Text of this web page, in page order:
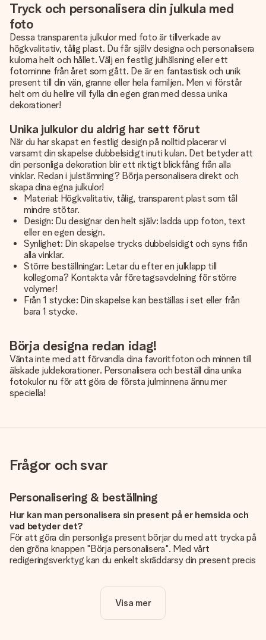
Tryck och personalisera din julkula med
foto
Dessa transparenta julkulor med foto är tillverkade av
högkvalitativ, tålig plast. Du får själv designa och personalisera
kulorna helt och hållet. Välj en festlig julhälsning eller ett
fotominne från året som gått. De är en fantastisk och unik
present till din vän, granne eller hela familjen. Men vi förstår
helt om du hellre vill fylla din egen gran med dessa unika
dekorationer!
Unika julkulor du aldrig har sett förut
När du har skapat en festlig design på nolltid placerar vi
varsamt din skapelse dubbelsidigt inuti kulan. Det betyder att
din personliga dekoration blir ett riktigt blickfång från alla
vinklar. Redan i julstämning? Börja personalisera direkt och
skapa dina egna julkulor!
Material: Högkvalitativ, tålig, transparent plast som tål
mindre stötar.
Design: Du designar den helt själv: ladda upp foton, text
eller en egen design.
Synlighet: Din skapelse trycks dubbelsidigt och syns från
alla vinklar.
Större beställningar: Letar du efter en julklapp till
kollegorna? Kontakta vår företagsavdelning för större
volymer!
Från 1 stycke: Din skapelse kan beställas i set eller från
bara 1 stycke.
Börja designa redan idag!
Vänta inte med att förvandla dina favoritfoton och minnen till
älskade juldekorationer. Personalisera och beställ dina unika
fotokulor nu för att göra de första julminnena ännu mer
speciella!
Frågor och svar
Personalisering & beställning
Hur kan man personalisera sin present på er hemsida och
vad betyder det?
För att göra din personliga present börjar du med att trycka på
den gröna knappen "Börja personalisera". Med vårt
redigeringsverktyg kan du enkelt skräddarsy din present precis
Kostar det något extra att personalisera sin present?
Visa mer